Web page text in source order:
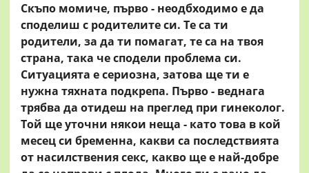
Скъпо момиче, първо - неодбходимо е да
споделиш с родителите си. Те са ти
родители, за да ти помагат, те са на твоя
страна, така че сподели проблема си.
Ситуацията е сериозна, затова ще ти е
нужна тяхната подкрепа. Първо - веднага
трябва да отидеш на преглед при гинеколог.
Той ще уточни някои неща - като това в кой
месец си бременна, какви са последствията
от насилствения секс, какво ще е най-добре